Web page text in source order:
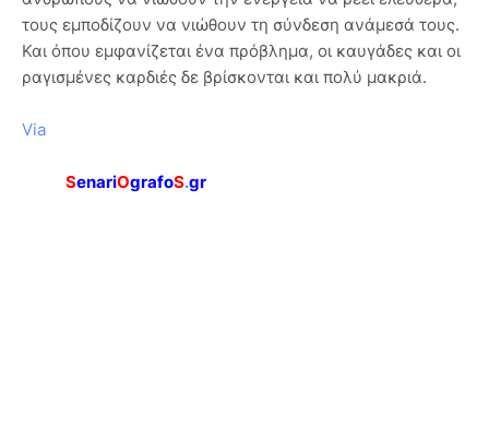
τους εμποδίζουν να νιώθουν τη σύνδεση ανάμεσά τους.
Και όπου εμφανίζεται ένα πρόβλημα, οι καυγάδες και οι
ραγι­σμένες καρδιές δε βρίσκονται και πολύ μακριά.
Via
SenariOgrafoS.gr